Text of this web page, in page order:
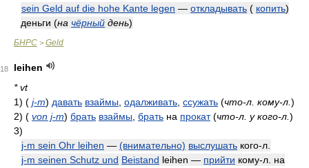
sein Geld auf die hohe Kante legen — откладывать ( копить)
деньги (на чёрный день)
БНРС > Geld
18
leihen
* vt
1) ( j-m) давать взаймы одалживать ссужать (что-л. кому-л. )
2) ( von j-m) брать взаймы брать на прокат (что-л. у кого-л. )
3)
j-m sein Ohr leihen — (внимательно) выслушать кого-л.
j-m seinen Schutz und Beistand leihen — прийти кому-л. на